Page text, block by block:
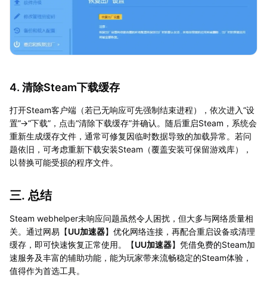
4. 清除Steam下载缓存
打开Steam客户端（若已无响应可先强制结束进程），依次进入“设
置”→“下载”，点击“清除下载缓存”并确认。随后重启Steam，系统会
重新生成缓存文件，通常可修复因临时数据导致的加载异常。若问
题依旧，可考虑重新下载安装Steam（覆盖安装可保留游戏库），
以替换可能受损的程序文件。
三. 总结
Steam webhelper未响应问题虽然令人困扰，但大多与网络质量相
关。通过网易【UU加速器】优化网络连接，再配合重启设备或清理
缓存，即可快速恢复正常使用。【UU加速器】凭借免费的Steam加
速服务及丰富的辅助功能，能为玩家带来流畅稳定的Steam体验，
值得作为首选工具。